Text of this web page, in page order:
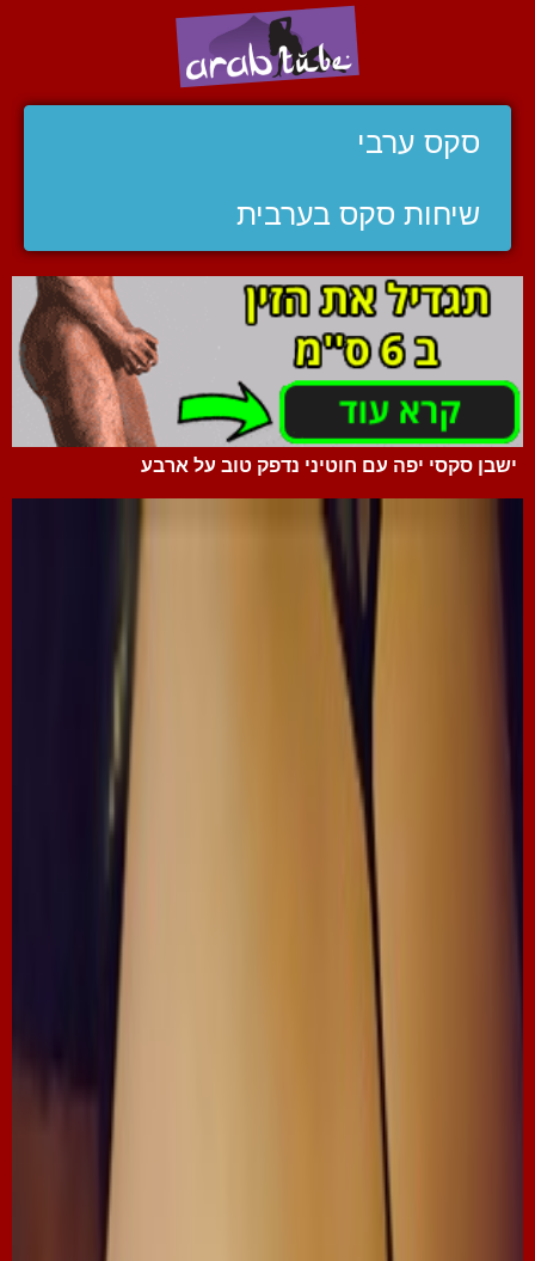
סקס ערבי
שיחות סקס בערבית
ישבן סקסי יפה עם חוטיני נדפק טוב על ארבע